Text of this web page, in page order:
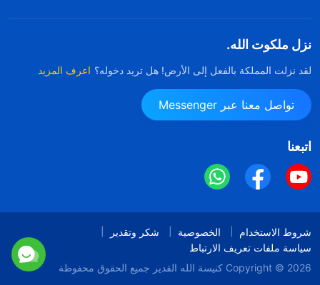
نزل ملكوت الله.
لقد نزلت المملكة بالفعل إلى الأرض! هل تريد دخوله؟ اعرف المزيد
تواصل معنا عبر Messenger
اتبعنا
شروط الاستخدام الخصوصية
شكر وتقدير
سياسة ملفات تعريف الارتباط
Copyright © 2026 كنيسة الله القدير جميع الحقوق محفوظة